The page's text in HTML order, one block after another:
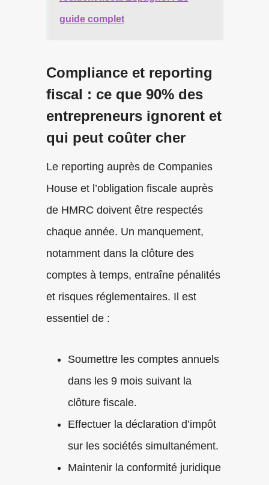
guide complet
Compliance et reporting
fiscal : ce que 90% des
entrepreneurs ignorent et
qui peut coûter cher
Le reporting auprès de Companies
House et l’obligation fiscale auprès
de HMRC doivent être respectés
chaque année. Un manquement,
notamment dans la clôture des
comptes à temps, entraîne pénalités
et risques réglementaires. Il est
essentiel de :
Soumettre les comptes annuels
dans les 9 mois suivant la
clôture fiscale.
Effectuer la déclaration d’impôt
sur les sociétés simultanément.
Maintenir la conformité juridique